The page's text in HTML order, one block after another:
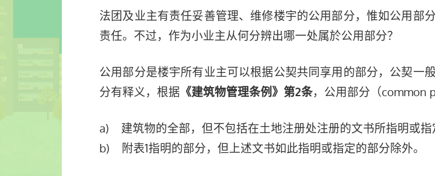
法团及业主有责任妥善管理、维修楼宇的公用部分，惟如公用部
责任。不过，作为小业主从何分辨出哪一处属於公用部分？
公用部分是楼宇所有业主可以根据公契共同享用的部分，公契一
分有释义，根据 《建筑物管理条例》第2条，公用部分（
a) 建筑物的全部，但不包括在土地注册处注册的文书所指明或
b) 附表1指明的部分，但上述文书如此指明或指定的部分除外。